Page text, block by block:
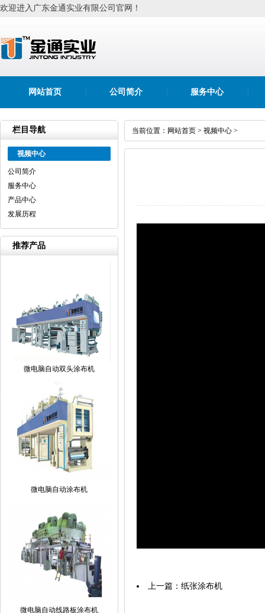
欢迎进入广东金通实业有限公司官网！
网站首页 公司简介 服务中心
栏目导航
视频中心
公司简介
服务中心
产品中心
发展历程
推荐产品
微电脑自动双头涂布机
微电脑自动涂布机
微电脑自动线路板涂布机
当前位置： 网站首页 > 视频中心 >
上一篇： 纸张涂布机